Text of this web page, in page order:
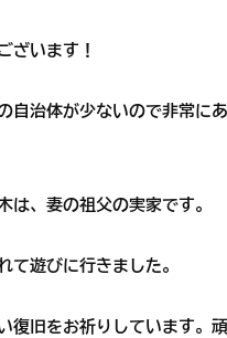
ざいます！
自治体が少ないので非常に
は、妻の祖父の実家です。
遊びに行きました。
復旧をお祈りしています。